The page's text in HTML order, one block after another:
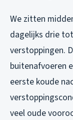
We zitten
dagelijks drie
verstoppingen.
buitenafvoeren
eerste koude
veel oude